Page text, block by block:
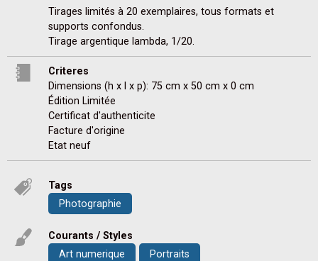
Tirages limités à 20 exemplaires, tous formats et
supports confondus.
Tirage argentique lambda, 1/20.
Criteres
Dimensions (h x l x p): 75 cm x 50 cm x 0 cm
Édition Limitée
Certificat d'authenticite
Facture d'origine
Etat neuf
Tags
Photographie
Courants / Styles
Art numerique
Portraits